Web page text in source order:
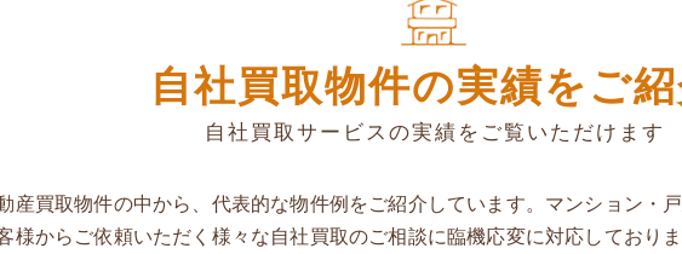
自社買取物件の実績をご
自社買取サービスの実績をご覧いただけます
産買取物件の中から、代表的な物件例をご紹介しています。マンション・
様からご依頼いただく様々な自社買取のご相談に臨機応変に対応しており